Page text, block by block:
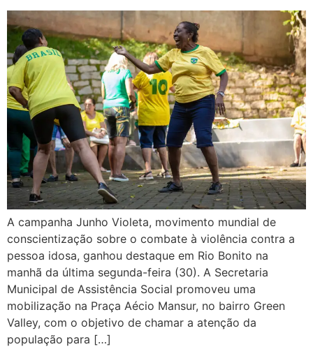
A campanha Junho Violeta, movimento mundial de
conscientização sobre o combate à violência contra a
pessoa idosa, ganhou destaque em Rio Bonito na
manhã da última segunda-feira (30). A Secretaria
Municipal de Assistência Social promoveu uma
mobilização na Praça Aécio Mansur, no bairro Green
Valley, com o objetivo de chamar a atenção da
população para […]